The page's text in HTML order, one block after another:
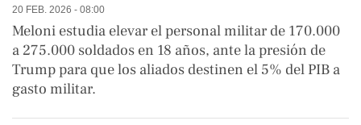
20 FEB. 2026 - 08:00
Meloni estudia elevar el personal militar de 170.000
a 275.000 soldados en 18 años, ante la presión de
Trump para que los aliados destinen el 5% del PIB a
gasto militar.